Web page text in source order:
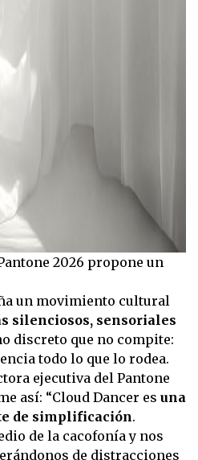
2026 propone un
un movimiento cultural
silenciosos, sensoriales
discreto que no compite:
todo lo que lo rodea.
ejecutiva del Pantone
así: “Cloud Dancer es una
de simplificación.
de la cacofonía y nos
de distracciones